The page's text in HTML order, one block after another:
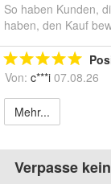
So haben Kunden,
haben, den Kauf
Von: c***i 07.08.26
Mehr...
Verpasse